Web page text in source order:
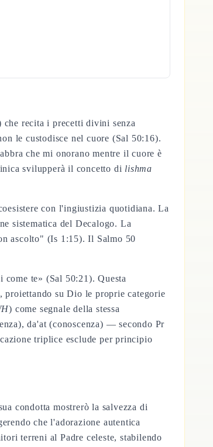
che recita i precetti divini senza
le custodisce nel cuore (Sal 50:16).
che mi onorano mentre il cuore è
svilupperà il concetto di lishma
con l'ingiustizia quotidiana. La
sistematica del Decalogo. La
ascolto" (Is 1:15). Il Salmo 50
te» (Sal 50:21). Questa
proiettando su Dio le proprie categorie
) come segnale della stessa
da'at (conoscenza) — secondo Pr
triplice esclude per principio
condotta mostrerò la salvezza di
che l'adorazione autentica
terreni al Padre celeste, stabilendo